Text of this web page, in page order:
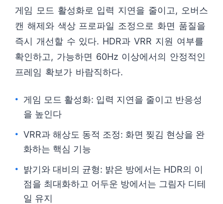
게임 모드 활성화로 입력 지연을 줄이고, 오버스
캔 해제와 색상 프로파일 조정으로 화면 품질을
즉시 개선할 수 있다. HDR과 VRR 지원 여부를
확인하고, 가능하면 60Hz 이상에서의 안정적인
프레임 확보가 바람직하다.
게임 모드 활성화: 입력 지연을 줄이고 반응성
을 높인다
VRR과 해상도 동적 조정: 화면 찢김 현상을 완
화하는 핵심 기능
밝기와 대비의 균형: 밝은 방에서는 HDR의 이
점을 최대화하고 어두운 방에서는 그림자 디테
일 유지